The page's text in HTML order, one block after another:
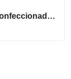
Sacola confeccionada em lona 356g/m² com revestimento interno em poliéster X19034